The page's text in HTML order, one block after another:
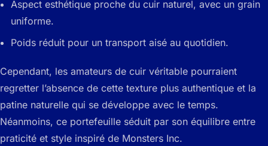
Aspect esthétique proche du cuir naturel, avec un grain
uniforme.
Poids réduit pour un transport aisé au quotidien.
Cependant, les amateurs de cuir véritable pourraient
regretter l’absence de cette texture plus authentique et la
patine naturelle qui se développe avec le temps.
Néanmoins, ce portefeuille séduit par son équilibre entre
praticité et style inspiré de Monsters Inc.